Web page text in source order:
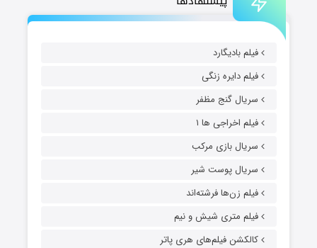
فیلم بادیگارد
فیلم دایره زنگی
سریال گنج مظفر
فیلم اخراجی ها ۱
سریال بازی مرکب
سریال پوست شیر
فیلم زن‌ها فرشته‌اند
فیلم متری شیش و نیم
کالکشن فیلم‌های هری پاتر